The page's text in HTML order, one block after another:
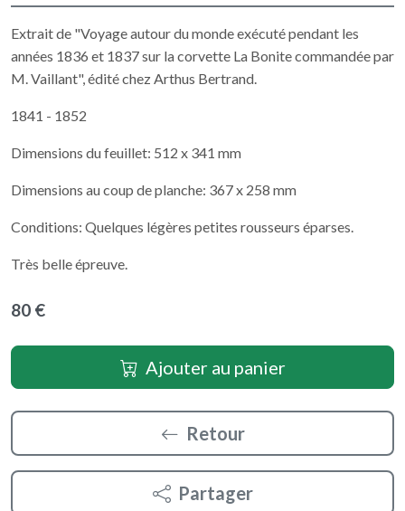
Extrait de "Voyage autour du monde exécuté pendant les
années 1836 et 1837 sur la corvette La Bonite commandée par
M. Vaillant", édité chez Arthus Bertrand.
1841 - 1852
Dimensions du feuillet: 512 x 341 mm
Dimensions au coup de planche: 367 x 258 mm
Conditions: Quelques légères petites rousseurs éparses.
Très belle épreuve.
80 €
Ajouter au panier
Retour
Partager